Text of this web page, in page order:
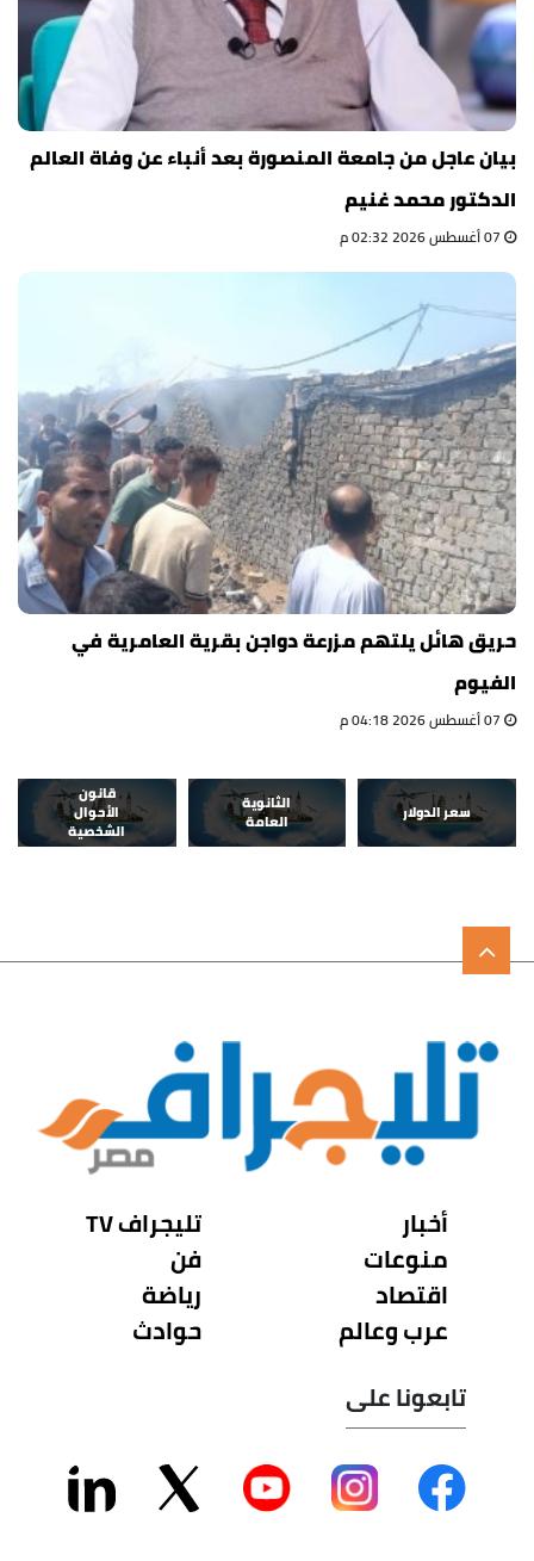
بيان عاجل من جامعة المنصورة بعد أنباء عن وفاة العالم
الدكتور محمد غنيم
حريق هائل يلتهم مزرعة دواجن بقرية العامرية في
الفيوم
سعر الدولار
الثانوية
العامة
قانون
الأحوال
الشخصية
أخبار
منوعات
اقتصاد
عرب وعالم
تليجراف TV
فن
رياضة
حوادث
تابعونا على